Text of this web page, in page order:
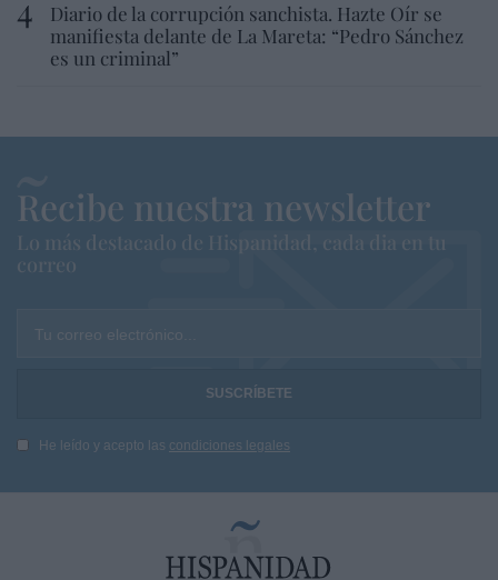
Diario de la corrupción sanchista. Hazte Oír se
manifiesta delante de La Mareta: “Pedro Sánchez
es un criminal”
Recibe nuestra newsletter
Lo más destacado de Hispanidad, cada dia en tu
correo
Tu correo electrónico...
He leído y acepto las condiciones legales